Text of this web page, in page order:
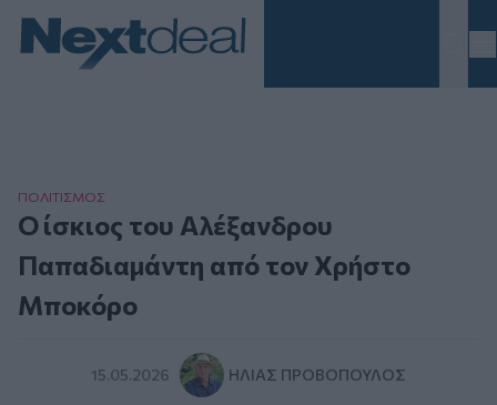
ΠΟΛΙΤΙΣΜΟΣ
Ο ίσκιος του Αλέξανδρου
Παπαδιαμάντη από τον Χρήστο
Μποκόρο
15.05.2026 ΗΛΊΑΣ ΠΡΟΒΌΠΟΥΛΟΣ